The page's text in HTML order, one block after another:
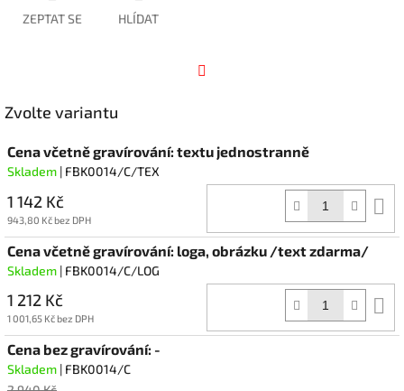
ZEPTAT SE HLÍDAT
Zvolte variantu
Cena včetně gravírování: textu jednostranně
Skladem | FBK0014/C/TEX
1 142 Kč
943,80 Kč bez DPH
Cena včetně gravírování: loga, obrázku /text zdarma/
Skladem | FBK0014/C/LOG
1 212 Kč
1 001,65 Kč bez DPH
Cena bez gravírování: -
Skladem | FBK0014/C